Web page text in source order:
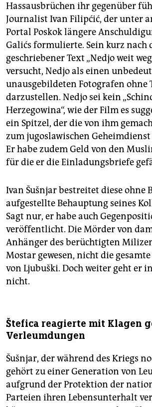
Hassausbrüchen ihr gegenüber
Journalist Ivan Filipćić, der unter
Portal Poskok längere
Galićs formulierte. Sein kurz nach
geschriebener Text „Nedjo weit
versucht, Nedjo als einen
unausgebildeten Fotografen ohne
darzustellen. Nedjo sei kein
Herzegowina“, wie der Film es
ein Spitzel, der die von ihm
zum jugoslawischen
Er habe zudem Geld von den
für die er die Einladungsbriefe
Ivan Šušnjar bestreitet diese ohne
aufgestellte Behauptung seines
Sagt nur, er habe auch
veröffentlicht. Die Mörder von
Anhänger des berüchtigten
Mostar gewesen, nicht die
von Ljubuški. Doch weiter geht er
nicht.
Štefica reagierte mit Klagen
Verleumdungen
Šušnjar, der während des Kriegs
gehört zu einer Generation von
aufgrund der Protektion der
Parteien ihren Lebensunterhalt